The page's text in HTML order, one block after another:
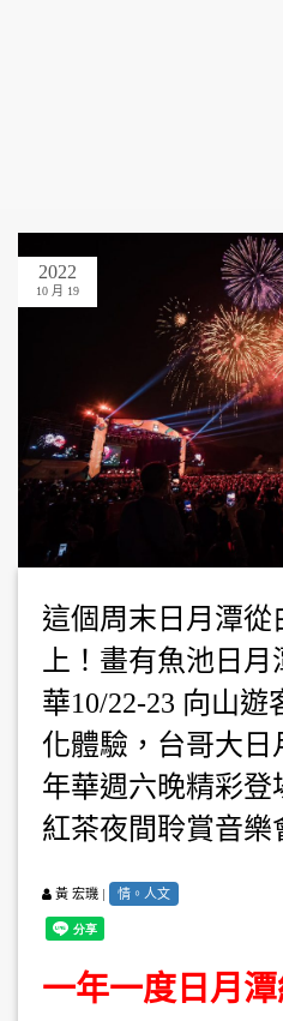
2022
10 月 19
這個周末日月潭從
上！畫有魚池日
華10/22-23 向山
化體驗，台哥大日
年華週六晚精彩登
紅茶夜間聆賞音樂
黃 宏璣 | 情。人文
一年一度日月